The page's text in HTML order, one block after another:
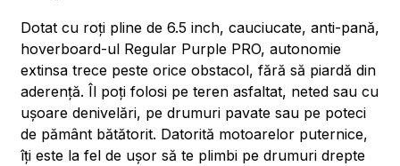
Dotat cu roți pline de 6.5 inch, cauciucate, anti-pană,
hoverboard-ul Regular Purple PRO, autonomie
extinsa trece peste orice obstacol, fără să piardă din
aderență. Îl poți folosi pe teren asfaltat, neted sau cu
ușoare denivelări, pe drumuri pavate sau pe poteci
de pământ bătătorit. Datorită motoarelor puternice,
îți este la fel de ușor să te plimbi pe drumuri drepte